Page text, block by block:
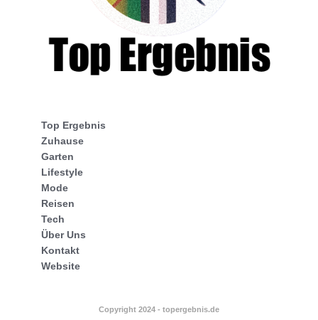
Top Ergebnis
Zuhause
Garten
Lifestyle
Mode
Reisen
Tech
Über Uns
Kontakt
Website
Copyright 2024 - topergebnis.de